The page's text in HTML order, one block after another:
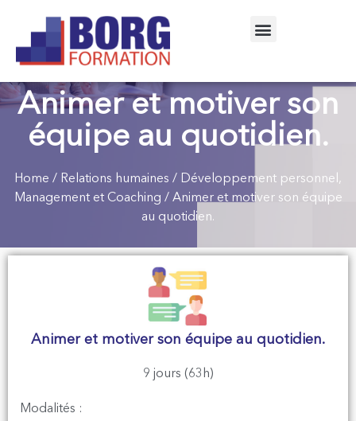
Animer et motiver son
équipe au quotidien.
Home / Relations humaines / Développement personnel,
Management et Coaching / Animer et motiver son équipe
au quotidien.
Animer et motiver son équipe au quotidien.
9 jours (63h)
Modalités :